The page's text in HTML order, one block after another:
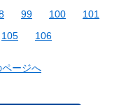
99 100
101
105 106
ページへ